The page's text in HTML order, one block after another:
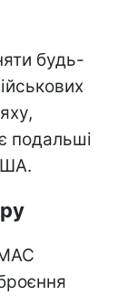
будь-
подальші